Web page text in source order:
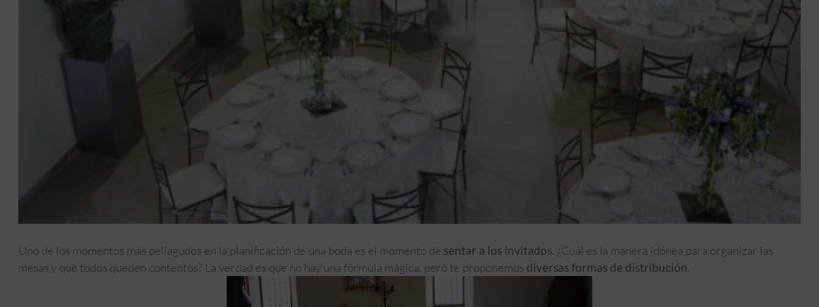
Uno de los momentos más peliagudos en la planificación de una boda es el momento de sentar a los invitados. ¿Cuál es la manera idónea para organizar las
mesas y que todos queden contentos? La verdad es que no hay una fórmula mágica, pero te proponemos diversas formas de distribución.